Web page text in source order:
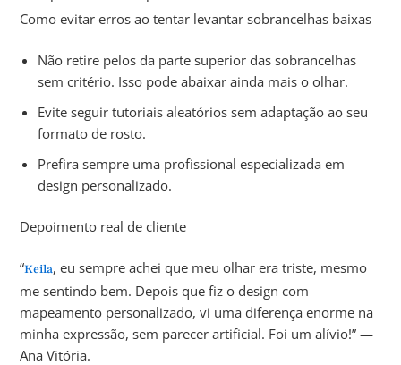
Como evitar erros ao tentar levantar sobrancelhas baixas
Não retire pelos da parte superior das sobrancelhas
sem critério. Isso pode abaixar ainda mais o olhar.
Evite seguir tutoriais aleatórios sem adaptação ao seu
formato de rosto.
Prefira sempre uma profissional especializada em
design personalizado.
Depoimento real de cliente
“Keila, eu sempre achei que meu olhar era triste, mesmo
me sentindo bem. Depois que fiz o design com
mapeamento personalizado, vi uma diferença enorme na
minha expressão, sem parecer artificial. Foi um alívio!” —
Ana Vitória.